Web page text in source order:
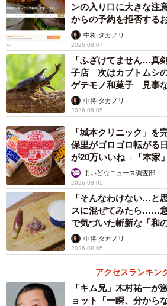
「誰がラザニアに2400円出すん？！
俺たちこれからピクニックなのに誰
で一切れのラザニア食うん！？だっ
わ！高すぎるて！！」と心の声で叫
漫画「同じ傷を負った方、いると思います」
Twitterより）
ンの入り口に大きな
からの予約を拒否する
中将 タカノリ
2026.08.07
「ふざけてません…真
子店 次はカブトムシ
ゲテモノ和菓子 見事
らいリアル」
中将 タカノリ
2026.08.05
「城本クリニック」
保里がゴロゴロ転がる
が20万いいね→「本家
いいねまいどなニュース調査部
2026.08.05
「そんなわけない…と
スに混ぜてみたら……
で気づいた斬新な「和
中将 タカノリ
2026.08.05
アクセスランキン
「キム兄」木村祐一が
ョット「一瞬、分から